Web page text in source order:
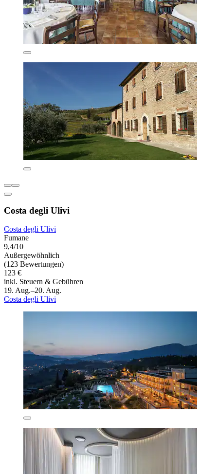
Costa degli Ulivi
Costa degli Ulivi
Fumane
9,4/10
Außergewöhnlich
(123 Bewertungen)
123 €
inkl. Steuern & Gebühren
19. Aug.–20. Aug.
Costa degli Ulivi